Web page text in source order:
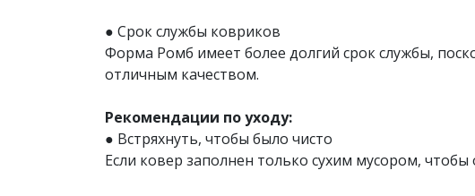
● Срок службы ковриков
Форма Ромб имеет более долгий срок службы,
отличным качеством.
Рекомендации по уходу:
● Встряхнуть, чтобы было чисто
Если ковер заполнен только сухим мусором,